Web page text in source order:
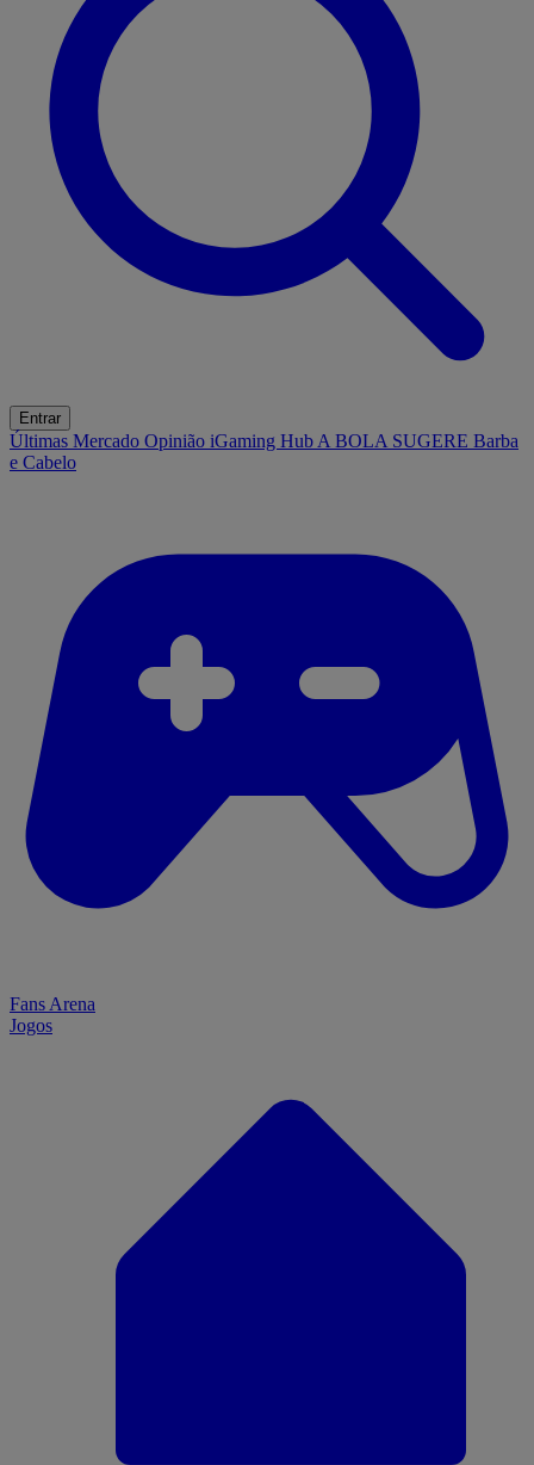
Entrar
Últimas Mercado Opinião iGaming Hub A BOLA SUGERE Barba
e Cabelo
Fans Arena
Jogos